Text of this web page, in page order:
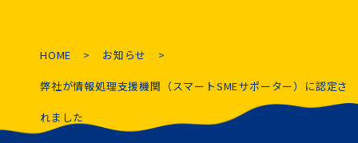
HOME お知らせ
弊社が情報処理支援機関（スマートSMEサポーター）に認定さ
れました